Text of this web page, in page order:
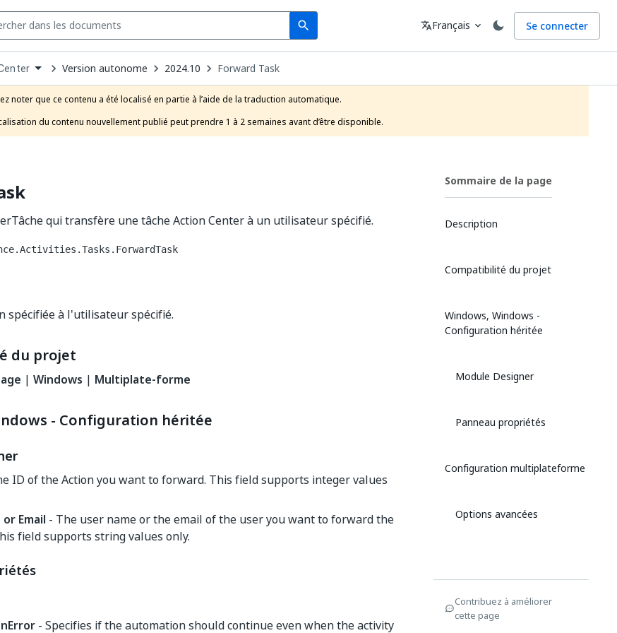
search
Search Langue
translateFrançais expand_more Se connecter
Version autonome 2024.10 Forward Task
noter que ce contenu a été localisé en partie à l’aide de la traduction automatique.
du contenu nouvellement publié peut prendre 1 à 2 semaines avant d’être disponible.
qui transfère une tâche Action Center à un utilisateur spécifié.
spécifiée à l'utilisateur spécifié.
du projet
| Windows | Multiplate-forme
- Configuration héritée
ID of the Action you want to forward. This field supports integer values
Email - The user name or the email of the user you want to forward the
field supports string values only.
- Specifies if the automation should continue even when the activity
Sommaire de la page
Description
Compatibilité du projet
Windows, Windows -
Configuration héritée
Module Designer
Panneau propriétés
Configuration multiplateforme
Options avancées
Contribuez à améliorer
cette page